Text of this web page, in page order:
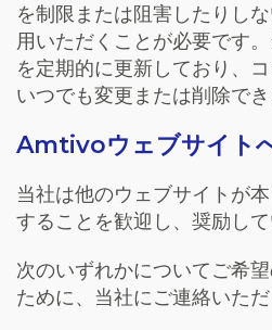
を制限または阻害したりし
用いただくことが必要です
を定期的に更新しており、
いつでも変更または削除でき
Amtivoウェブサイト
当社は他のウェブサイトが
することを歓迎し、奨励して
次のいずれかについてご希
ために、当社にご連絡いただ